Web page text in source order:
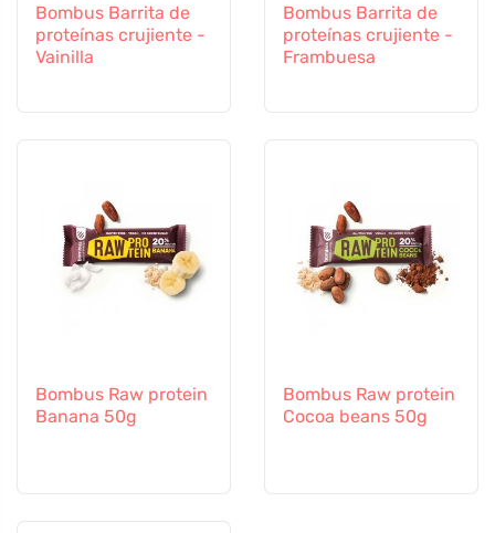
Bombus Barrita de
proteínas crujiente -
Vainilla
Bombus Barrita de
proteínas crujiente -
Frambuesa
Bombus Raw protein
Banana 50g
Bombus Raw protein
Cocoa beans 50g